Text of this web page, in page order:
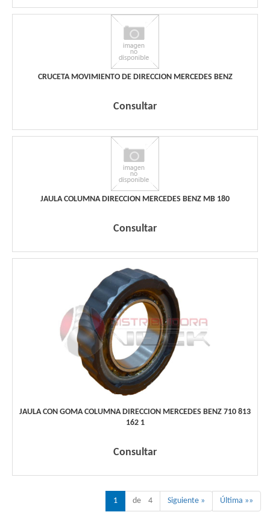
CRUCETA MOVIMIENTO DE DIRECCION MERCEDES BENZ
Consultar
JAULA COLUMNA DIRECCION MERCEDES BENZ MB 180
Consultar
JAULA CON GOMA COLUMNA DIRECCION MERCEDES BENZ 710 813
162 1
Consultar
1 de 4 Siguiente » Última »»